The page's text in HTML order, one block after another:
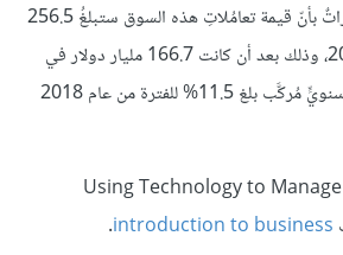
العام 2016، وهناك تقديراتٌ بأنّ قيمة تعامُلاتِ هذه السوق ستبلغُ 256.5
مليار دولار في العام 2021، وذلك بعد أن كانت 166.7 مليار دولار في
العام 2017، بمعدَّل نموٍّ سنويٍّ مُركَّب بلغ 11.5% للفترة من عام 2018
ترجمة -وبتصرف- للفصل Using Technology to Manage
introduction to business
.